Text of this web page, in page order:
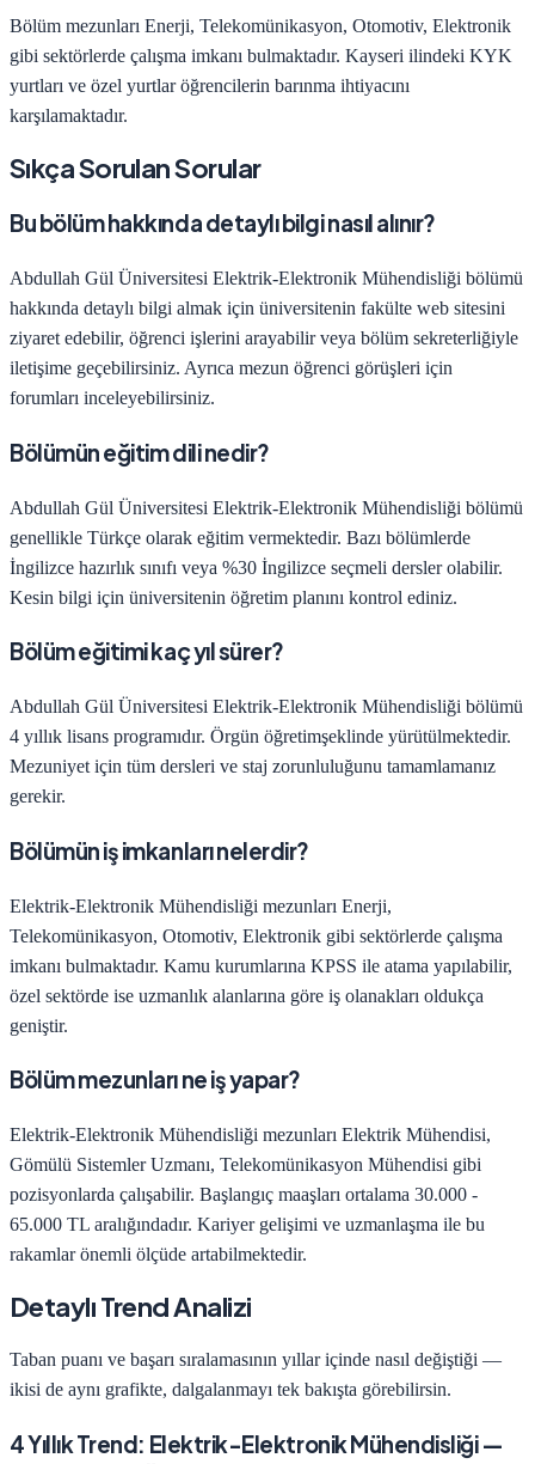
Bölüm mezunları Enerji, Telekomünikasyon, Otomotiv, Elektronik
gibi sektörlerde çalışma imkanı bulmaktadır. Kayseri ilindeki KYK
yurtları ve özel yurtlar öğrencilerin barınma ihtiyacını
karşılamaktadır.
Sıkça Sorulan Sorular
Bu bölüm hakkında detaylı bilgi nasıl alınır?
Abdullah Gül Üniversitesi Elektrik-Elektronik Mühendisliği bölümü
hakkında detaylı bilgi almak için üniversitenin fakülte web sitesini
ziyaret edebilir, öğrenci işlerini arayabilir veya bölüm sekreterliğiyle
iletişime geçebilirsiniz. Ayrıca mezun öğrenci görüşleri için
forumları inceleyebilirsiniz.
Bölümün eğitim dili nedir?
Abdullah Gül Üniversitesi Elektrik-Elektronik Mühendisliği bölümü
genellikle Türkçe olarak eğitim vermektedir. Bazı bölümlerde
İngilizce hazırlık sınıfı veya %30 İngilizce seçmeli dersler olabilir.
Kesin bilgi için üniversitenin öğretim planını kontrol ediniz.
Bölüm eğitimi kaç yıl sürer?
Abdullah Gül Üniversitesi Elektrik-Elektronik Mühendisliği bölümü
4 yıllık lisans programıdır. Örgün öğretimşeklinde yürütülmektedir.
Mezuniyet için tüm dersleri ve staj zorunluluğunu tamamlamanız
gerekir.
Bölümün iş imkanları nelerdir?
Elektrik-Elektronik Mühendisliği mezunları Enerji,
Telekomünikasyon, Otomotiv, Elektronik gibi sektörlerde çalışma
imkanı bulmaktadır. Kamu kurumlarına KPSS ile atama yapılabilir,
özel sektörde ise uzmanlık alanlarına göre iş olanakları oldukça
geniştir.
Bölüm mezunları ne iş yapar?
Elektrik-Elektronik Mühendisliği mezunları Elektrik Mühendisi,
Gömülü Sistemler Uzmanı, Telekomünikasyon Mühendisi gibi
pozisyonlarda çalışabilir. Başlangıç maaşları ortalama 30.000 -
65.000 TL aralığındadır. Kariyer gelişimi ve uzmanlaşma ile bu
rakamlar önemli ölçüde artabilmektedir.
Detaylı Trend Analizi
Taban puanı ve başarı sıralamasının yıllar içinde nasıl değiştiği —
ikisi de aynı grafikte, dalgalanmayı tek bakışta görebilirsin.
4Yıllık Trend: Elektrik-Elektronik Mühendisliği—